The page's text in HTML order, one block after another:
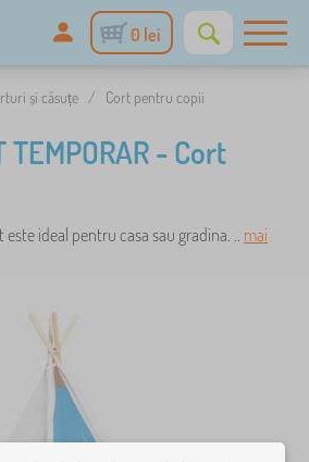
0 lei
și căsuțe / Cort pentru copii
TEMPORAR - Cort
este ideal pentru casa sau gradina. .. mai